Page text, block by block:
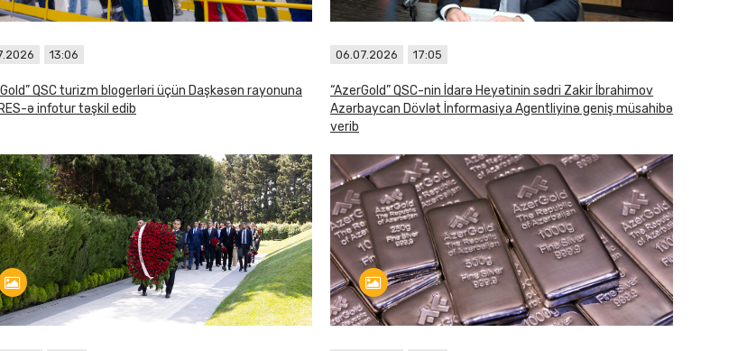
13:06
QSC turizm blogerləri üçün Daşkəsən rayonuna
ə infotur təşkil edib
06.07.2026 17:05
“AzerGold” QSC-nin İdarə Heyətinin sədri Zakir İbrahimov
Azərbaycan Dövlət İnformasiya Agentliyinə geniş müsahibə
verib